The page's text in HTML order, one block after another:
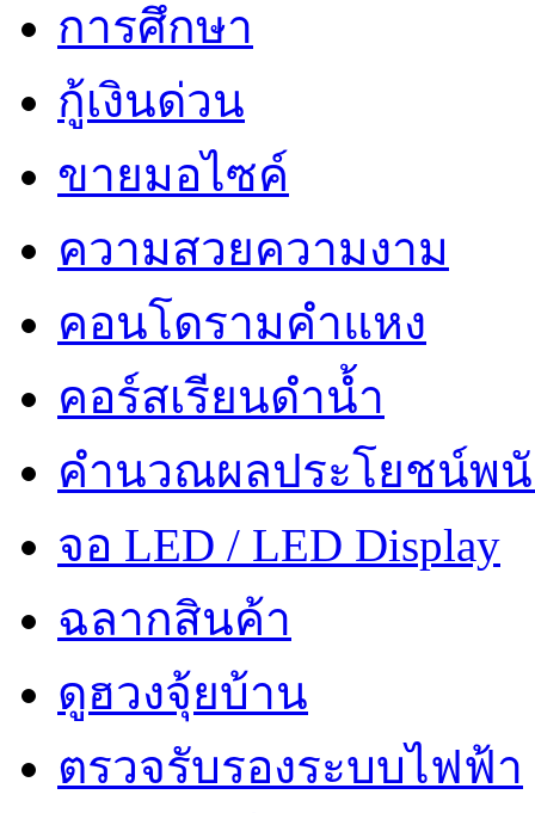
การศึกษา
กู้เงินด่วน
ขายมอไซค์
ความสวยความงาม
คอนโดรามคำแหง
คอร์สเรียนดำน้ำ
คำนวณผลประโยชน์พ
จอ LED / LED Display
ฉลากสินค้า
ดูฮวงจุ้ยบ้าน
ตรวจรับรองระบบไฟฟ้า